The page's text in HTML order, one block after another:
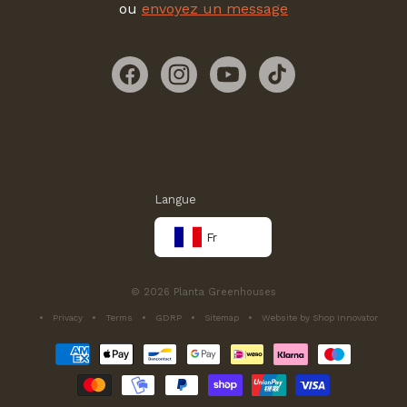
ou envoyez un message
FacebookInstagramYouTubeTikTok
Langue
Fr
Méthodes
paiement
© 2026 Planta Greenhouses
Privacy Terms GDRP Sitemap Website by Shop Innovator